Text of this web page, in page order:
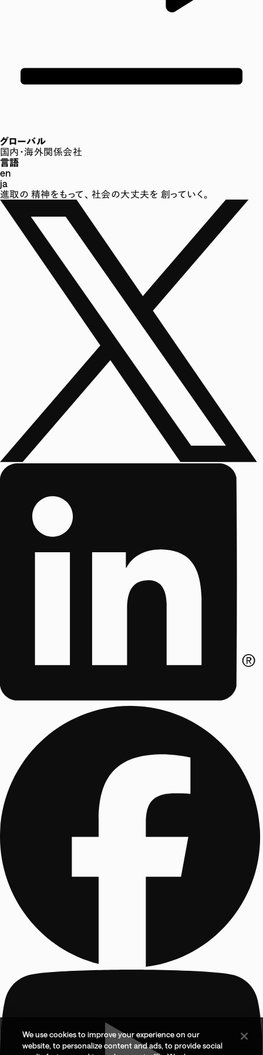
グローバル
国内・海外関係会社
言語
en
ja
進取の 精神をもって、 社会の大丈夫を 創っていく。
We use cookies to improve your experience on our
website, to personalize content and ads, to provide social